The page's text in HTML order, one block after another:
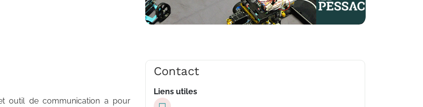
outil de communication a pour
Contact
Liens utiles